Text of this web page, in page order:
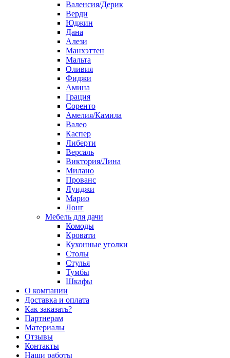
Валенсия/Дерик
Верди
Юджин
Дана
Алези
Манхэттен
Мальта
Оливия
Фиджи
Амина
Грация
Соренто
Амелия/Камила
Валео
Каспер
Либерти
Версаль
Виктория/Лина
Милано
Прованс
Луиджи
Марио
Лонг
Мебель для дачи
Комоды
Кровати
Кухонные уголки
Столы
Стулья
Тумбы
Шкафы
О компании
Доставка и оплата
Как заказать?
Партнерам
Материалы
Отзывы
Контакты
Наши работы